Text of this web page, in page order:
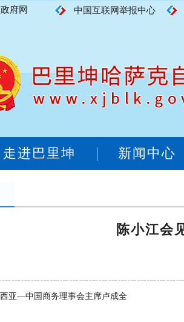
府网 中国互联网举报中心
走进巴里坤 新闻中心
陈小江会
亚—中国商务理事会主席卢成全